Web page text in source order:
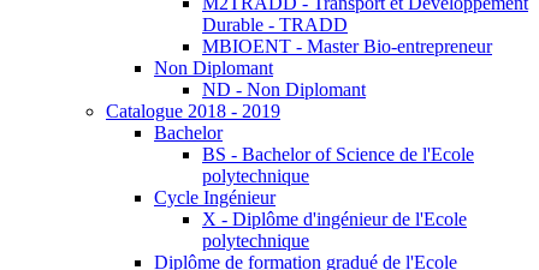
Durable - TRADD
MBIOENT - Master Bio-entrepreneur
Non Diplomant
ND - Non Diplomant
Catalogue 2018 - 2019
Bachelor
BS - Bachelor of Science de l'Ecole
polytechnique
Cycle Ingénieur
X - Diplôme d'ingénieur de l'Ecole
polytechnique
Diplôme de formation gradué de l'Ecole